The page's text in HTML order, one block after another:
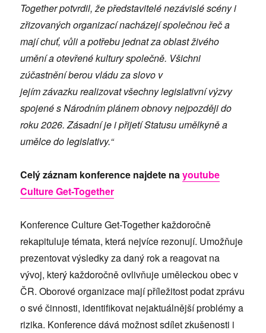
Together potvrdil, že představitelé nezávislé scény i
zřizovaných organizací nacházejí společnou řeč a
mají chuť, vůli a potřebu jednat za oblast živého
umění a otevřené kultury společně. Všichni
zúčastnění berou vládu za slovo v
jejím závazku realizovat všechny legislativní výzvy
spojené s Národním plánem obnovy nejpozději do
roku 2026. Zásadní je i přijetí Statusu umělkyně a
umělcedo legislativy.“
Celý záznam konference najdete nayoutube
Culture Get-Together
Konference Culture Get-Together každoročně
rekapituluje témata, která nejvíce rezonují. Umožňuje
prezentovat výsledky za daný rok a reagovat na
vývoj, který každoročně ovlivňuje uměleckou obec v
ČR. Oborové organizace mají příležitost podat zprávu
o své činnosti, identifikovat nejaktuálnější problémy a
rizika. Konference dává možnost sdílet zkušenosti i